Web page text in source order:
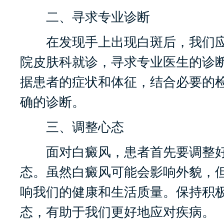
二、寻求专业诊断
在发现手上出现白斑后，我们
院皮肤科就诊，寻求专业医生的诊
据患者的症状和体征，结合必要的
确的诊断。
三、调整心态
面对白癜风，患者首先要调整
态。虽然白癜风可能会影响外貌，
响我们的健康和生活质量。保持积
态，有助于我们更好地应对疾病。